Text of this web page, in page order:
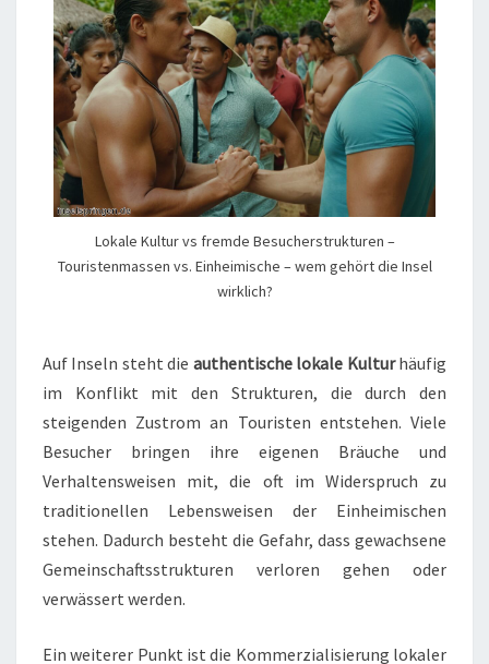
Lokale Kultur vs fremde Besucherstrukturen –
Touristenmassen vs. Einheimische – wem gehört die Insel
wirklich?
Auf Inseln steht die authentische lokale Kulturhäufig
im Konflikt mit den Strukturen, die durch den
steigenden Zustrom an Touristen entstehen. Viele
Besucher bringen ihre eigenen Bräuche und
Verhaltensweisen mit, die oft im Widerspruch zu
traditionellen Lebensweisen der Einheimischen
stehen. Dadurch besteht die Gefahr, dass gewachsene
Gemeinschaftsstrukturen verloren gehen oder
verwässert werden.
Ein weiterer Punkt ist die Kommerzialisierung lokaler